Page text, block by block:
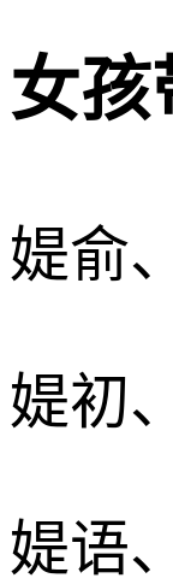
女孩
媞俞
媞初
媞语